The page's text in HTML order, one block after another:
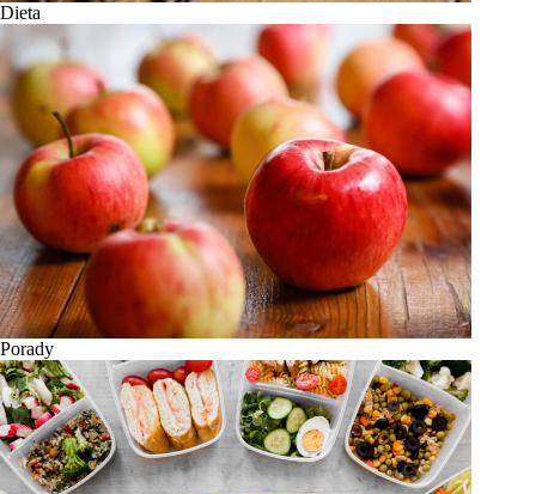
Dieta
Porady